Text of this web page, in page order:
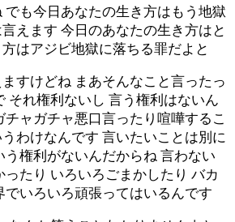
でも今日あなたの生き方はもう地獄
えます 今日のあなたの生き方はと
はアジビ地獄に落ちる罪だよと
すけどね まあそんなこと言ったっ
それ権利ないし 言う権利はないん
チャガチャ悪口言ったり喧嘩するこ
わけなんです 言いたいことは別に
う権利がないんだからね 言わない
ったり いろいろごまかしたり バカ
でいろいろ頑張ってはいるんです